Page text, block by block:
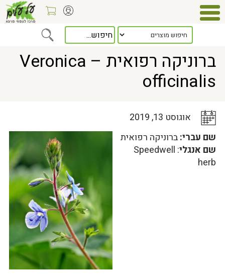
כלל המאמרים> ברוניקה רפואית – Veronica officinalis
ברוניקה רפואית – Veronica
officinalis
אוגוסט 13, 2019
שם עברי:ברוניקה רפואית
שם אנגלי : Speedwell
herb